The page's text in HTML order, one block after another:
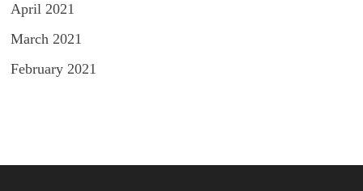
April 2021
March 2021
February 2021